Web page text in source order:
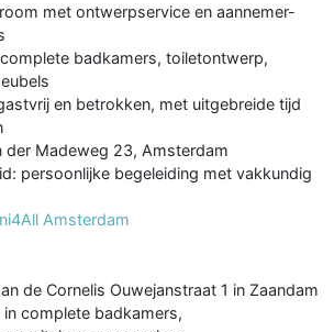
met ontwerpservice en aannemer-
badkamers, toiletontwerp,
en betrokken, met uitgebreide tijd
der Madeweg 23, Amsterdam
persoonlijke begeleiding met vakkundig
Amsterdam
de Cornelis Ouwejanstraat 1 in Zaandam
complete badkamers,